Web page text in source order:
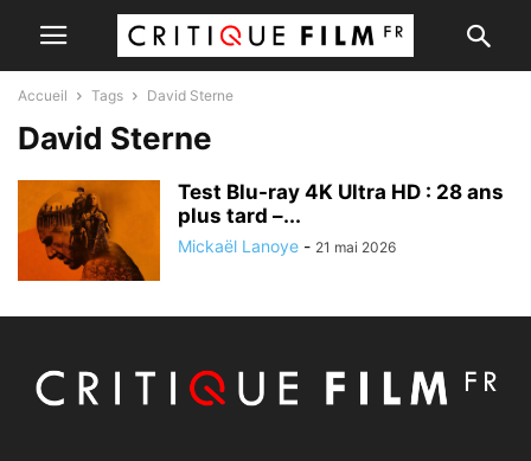
Accueil Tags David Sterne
David Sterne
Test Blu-ray 4K Ultra HD : 28 ans
plus tard –...
Mickaël Lanoye - 21 mai 2026